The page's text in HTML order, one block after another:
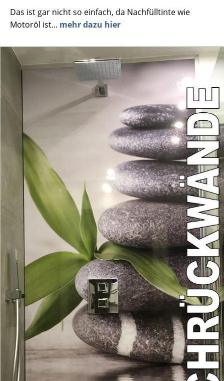
Das ist gar nicht so einfach, da Nachfülltinte wie
Motoröl ist... mehr dazu hier